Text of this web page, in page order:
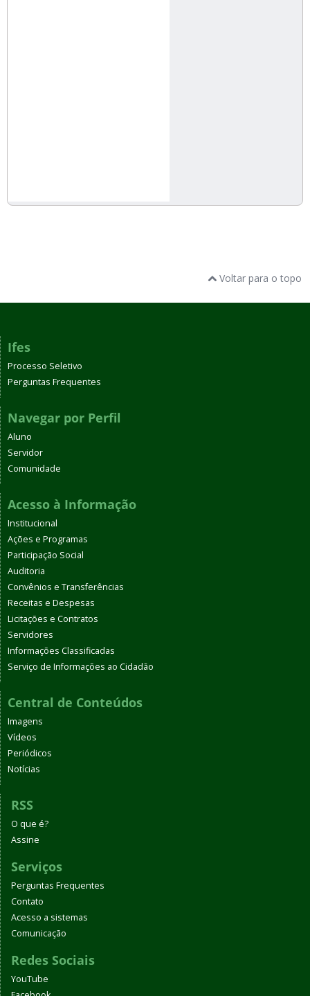
Voltar para o topo
Ifes
Processo Seletivo
Perguntas Frequentes
Navegar por Perfil
Aluno
Servidor
Comunidade
Acesso à Informação
Institucional
Ações e Programas
Participação Social
Auditoria
Convênios e Transferências
Receitas e Despesas
Licitações e Contratos
Servidores
Informações Classificadas
Serviço de Informações ao Cidadão
Central de Conteúdos
Imagens
Vídeos
Periódicos
Notícias
RSS
O que é?
Assine
Serviços
Perguntas Frequentes
Contato
Acesso a sistemas
Comunicação
Redes Sociais
YouTube